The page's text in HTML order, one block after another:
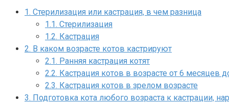
1. Стерилизация или кастрация, в чем разница
1.1. Стерилизация
1.2. Кастрация
2. В каком возрасте котов кастрируют
2.1. Ранняя кастрация котят
2.2. Кастрация котов в возрасте от 6 месяцев
2.3. Кастрация котов в зрелом возрасте
3. Подготовка кота любого возраста к кастрации,